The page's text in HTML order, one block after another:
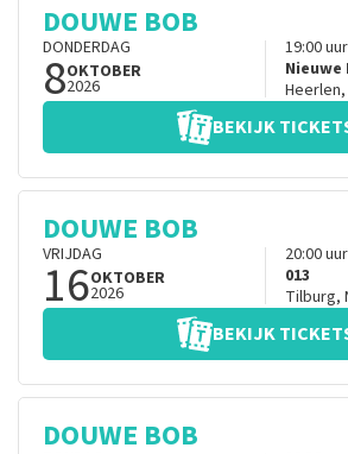
DOUWE BOB
DONDERDAG
8OKTOBER
2026
19:00uur
Nieuwe
Heerlen,
BEKIJK
DOUWE BOB
VRIJDAG
16OKTOBER
2026
20:00uur
013
Tilburg,
BEKIJK
DOUWE BOB